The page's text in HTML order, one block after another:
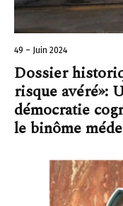
49 – Juin 2024
Dossier
risque avéré»:
démocratie
le binôme